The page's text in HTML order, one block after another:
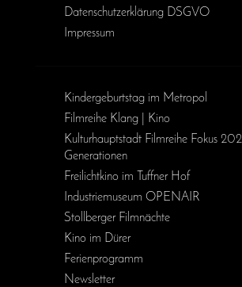
Daten­schutz­erklärung DSGVO
Impressum
Kinder­geburts­tag im Metropol
Filmreihe Klang | Kino
Kulturhauptstadt Filmreihe Fokus
Generationen
Freilichtkino im Tuffner Hof
Industriemuseum OPENAIR
Stollberger Filmnächte
Kino im Dürer
Ferienprogramm
Newsletter